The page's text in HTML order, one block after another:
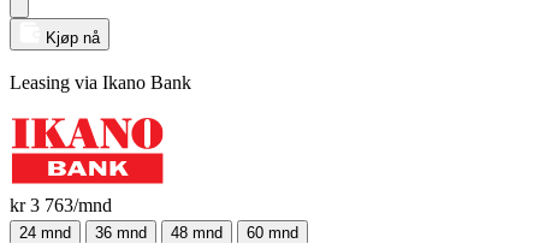
Kjøp nå
Leasing via Ikano Bank
kr 3 763/mnd
24 mnd 36 mnd 48 mnd 60 mnd